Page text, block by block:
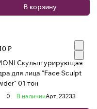
В корзину
₽
Скульптурирующая
для лица "Face Sculpt
01 тон
0 В наличииАрт. 23233